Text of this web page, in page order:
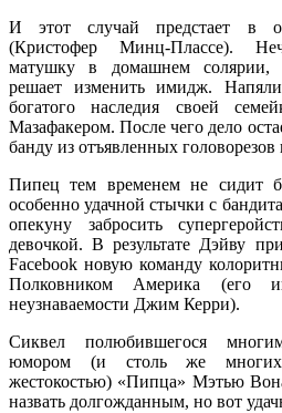
И этот случай предстает в
(Кристофер Минц-Плассе).
матушку в домашнем
решает изменить имидж.
богатого наследия своей
Мазафакером. После чего дело
банду из отъявленных
Пипец тем временем не сидит
особенно удачной стычки с
опекуну забросить
девочкой. В результате Дэйву
Facebook новую команду
Полковником Америка (его
неузнаваемости Джим Керри).
Сиквел полюбившегося
юмором (и столь же многих
жестокостью) «Пипца» Мэтью
назвать долгожданным, но вот